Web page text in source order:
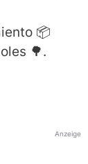
📦
🌳.
Anzeige